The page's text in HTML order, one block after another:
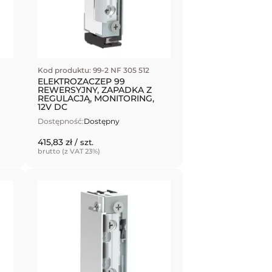
Kod produktu: 99-2 NF 305 512
ELEKTROZACZEP 99
REWERSYJNY, ZAPADKA Z
REGULACJĄ, MONITORING,
12V DC
Dostępność:Dostępny
415,83 zł/ szt.
brutto (z VAT 23%)